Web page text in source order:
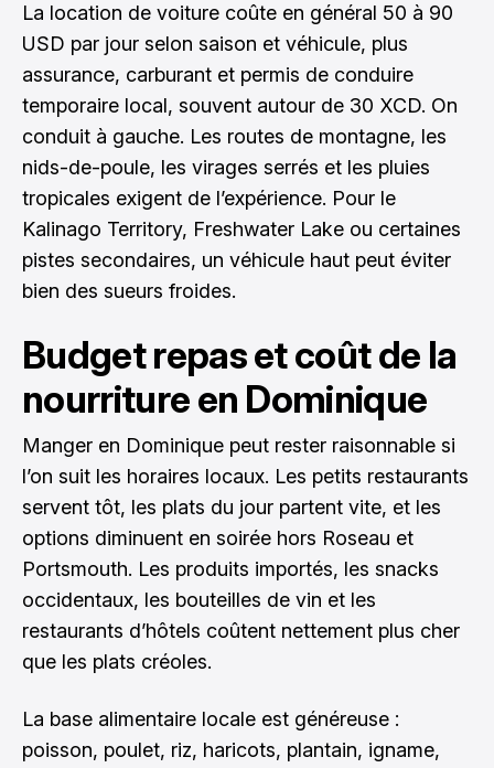
La location de voiture coûte en général 50 à 90
USD par jour selon saison et véhicule, plus
assurance, carburant et permis de conduire
temporaire local, souvent autour de 30 XCD. On
conduit à gauche. Les routes de montagne, les
nids-de-poule, les virages serrés et les pluies
tropicales exigent de l’expérience. Pour le
Kalinago Territory, Freshwater Lake ou certaines
pistes secondaires, un véhicule haut peut éviter
bien des sueurs froides.
Budget repas et coût de la
nourriture en Dominique
Manger en Dominique peut rester raisonnable si
l’on suit les horaires locaux. Les petits restaurants
servent tôt, les plats du jour partent vite, et les
options diminuent en soirée hors Roseau et
Portsmouth. Les produits importés, les snacks
occidentaux, les bouteilles de vin et les
restaurants d’hôtels coûtent nettement plus cher
que les plats créoles.
La base alimentaire locale est généreuse :
poisson, poulet, riz, haricots, plantain, igname,